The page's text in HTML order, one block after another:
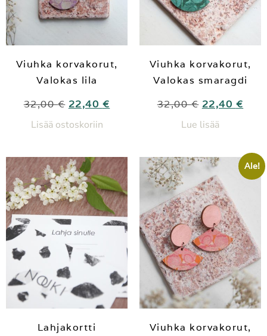
Viuhka korvakorut,
Valokas lila
32,00€ 22,40 €
Lisää ostoskoriin
Viuhka korvakorut,
Valokas smaragdi
32,00€ 22,40 €
Lue lisää
Lahjakortti
Ale!
Viuhka korvakorut,